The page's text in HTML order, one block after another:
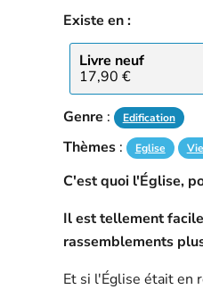
Existe en :
Livre neuf
17,90 €
Genre : Edification
Thèmes: Eglise
C'est quoi l'Église,
Il est tellement
rassemblements
Et si l'Église était en